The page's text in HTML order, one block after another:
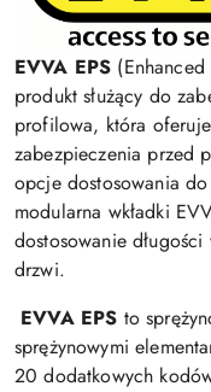
EVVA EPS
produkt służący do
profilowa, która
zabezpieczenia przed
opcje dostosowania
modularna wkładki
dostosowanie
drzwi.
EVVA EPS to
sprężynowymi
20 dodatkowych